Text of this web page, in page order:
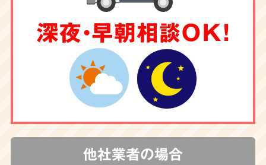
深夜・早朝相談OK！
他社業者の場合